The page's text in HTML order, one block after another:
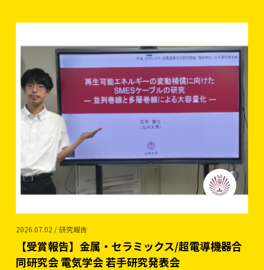
2026.07.02 / 研究報告
【受賞報告】金属・セラミックス/超電導機器合
同研究会 電気学会 若手研究発表会